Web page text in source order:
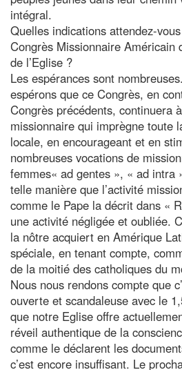
intégral.
Quelles indications attendez-
Congrès Missionnaire Américain
de l’Eglise ?
Les espérances sont
espérons que ce Congrès, en
Congrès précédents, continuera
missionnaire qui imprègne toute
locale, en encourageant et en
nombreuses vocations de
femmes« ad gentes », « ad intra
telle manière que l’activité
comme le Pape la décrit dans «
une activité négligée et oubliée.
la nôtre acquiert en Amérique
spéciale, en tenant compte,
de la moitié des catholiques du
Nous nous rendons compte que
ouverte et scandaleuse avec le
que notre Eglise offre
réveil authentique de la
comme le déclarent les
c’est encore insuffisant. Le